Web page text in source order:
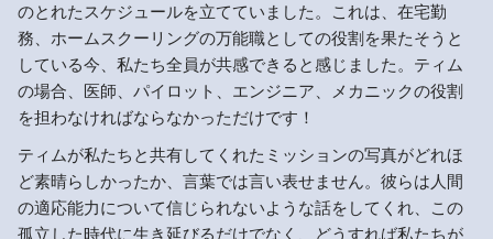
のとれたスケジュールを立てていました。これは、在宅勤
務、ホームスクーリングの万能職としての役割を果たそうと
している今、私たち全員が共感できると感じました。ティム
の場合、医師、パイロット、エンジニア、メカニックの役割
を担わなければならなかっただけです！
ティムが私たちと共有してくれたミッションの写真がどれほ
ど素晴らしかったか、言葉では言い表せません。彼らは人間
の適応能力について信じられないような話をしてくれ、この
孤立した時代に生き延びるだけでなく、どうすれば私たちが